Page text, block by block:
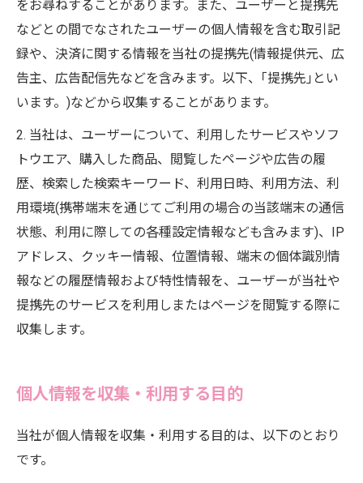
をお尋ねすることがあります。また、ユーザーと提携先
などとの間でなされたユーザーの個人情報を含む取引記
録や、決済に関する情報を当社の提携先(情報提供元、広
告主、広告配信先などを含みます。以下、｢提携先｣とい
います。)などから収集することがあります。
2. 当社は、ユーザーについて、利用したサービスやソフ
トウエア、購入した商品、閲覧したページや広告の履
歴、検索した検索キーワード、利用日時、利用方法、利
用環境(携帯端末を通じてご利用の場合の当該端末の通信
状態、利用に際しての各種設定情報なども含みます)、IP
アドレス、クッキー情報、位置情報、端末の個体識別情
報などの履歴情報および特性情報を、ユーザーが当社や
提携先のサービスを利用しまたはページを閲覧する際に
収集します。
個人情報を収集・利用する目的
当社が個人情報を収集・利用する目的は、以下のとおり
です。